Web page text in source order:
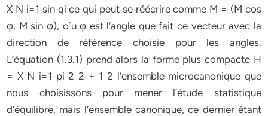
X N i=1 sin qi ce qui peut se réécrire comme M = (M cos
φ, M sin φ), o`u φ est l’angle que fait ce vecteur avec la
direction de référence choisie pour les angles.
L’équation (1.3.1) prend alors la forme plus compacte H
= X N i=1 pi 2 2 + 1 2 l’ensemble microcanonique que
nous choisissons pour mener l’étude statistique
d’équilibre, mais l’ensemble canonique, ce dernier étant